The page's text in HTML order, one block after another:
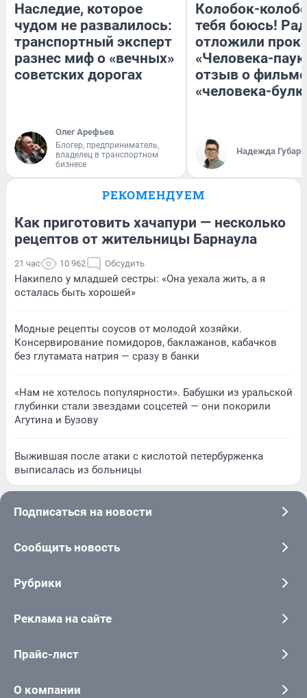
Наследие, которое
чудом не развалилось:
транспортный эксперт
разнес миф о «вечных»
советских дорогах
Олег Арефьев
Блогер, предприниматель,
владелец в транспортном
бизнесе
Колобок-
тебя боюсь!
отложили
«Человека-
отзыв о
«человека-
Надежда Губарь
РЕКОМЕНДУЕМ
Как приготовить хачапури — несколько
рецептов от жительницы Барнаула
21 час 10 962 Обсудить
Накипело у младшей сестры: «Она уехала жить, а я
осталась быть хорошей»
Модные рецепты соусов от молодой хозяйки.
Консервирование помидоров, баклажанов, кабачков
без глутамата натрия — сразу в банки
«Нам не хотелось популярности». Бабушки из уральской
глубинки стали звездами соцсетей — они покорили
Агутина и Бузову
Выжившая после атаки с кислотой петербурженка
выписалась из больницы
Подписаться на новости
Сообщить новость
Рубрики
Реклама на сайте
Прайс-лист
О компании